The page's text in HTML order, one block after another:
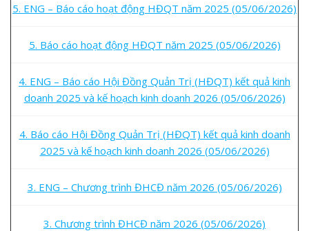
5. ENG – Báo cáo hoạt động HĐQT năm 2025 (05/06/2026)
5. Báo cáo hoạt động HĐQT năm 2025 (05/06/2026)
4. ENG – Báo cáo Hội Đồng Quản Trị (HĐQT) kết quả kinh
doanh 2025 và kế hoạch kinh doanh 2026 (05/06/2026)
4. Báo cáo Hội Đồng Quản Trị (HĐQT) kết quả kinh doanh
2025 và kế hoạch kinh doanh 2026 (05/06/2026)
3. ENG – Chương trình ĐHCĐ năm 2026 (05/06/2026)
3. Chương trình ĐHCĐ năm 2026 (05/06/2026)